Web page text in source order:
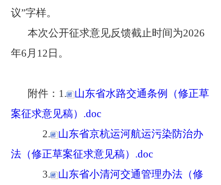
议”字样。
本次公开征求意见反馈截止时间为2026
年6月12日。
附件： 1.
山东省水路交通条例（修正草
案征求意见稿）.doc
2.
山东省京杭运河航运污染防治办
法（修正草案征求意见稿）.doc
3.
山东省小清河交通管理办法（修